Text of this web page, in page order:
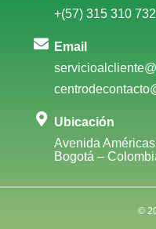
+(57) 315 310
Email
Ubicación
Avenida
Bogotá –
©